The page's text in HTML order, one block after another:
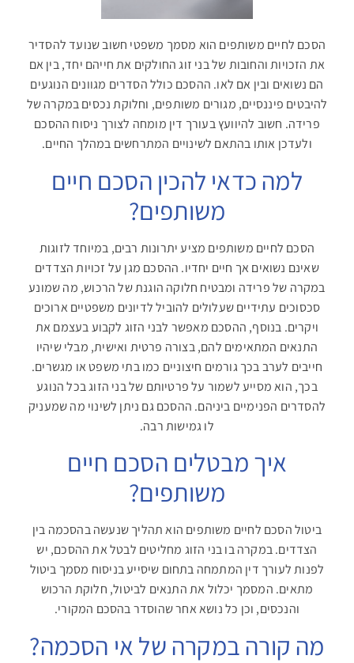
הסכם לחיים משותפים הוא מסמך משפטי חשוב שנועד להסדיר
את הזכויות והחובות של בני זוג החולקים את חייהם יחד, בין אם
הם נשואים ובין אם לאו. ההסכם כולל הסדרים מגוונים הנוגעים
להיבטים פיננסיים, מגורים משותפים, וחלוקת נכסים במקרה של
פרידה. חשוב להיוועץ בעורך דין מומחה לצורך ניסוח ההסכם
ולעדכן אותו בהתאם לשינויים המתרחשים במהלך החיים.
למה כדאי להכין הסכם חיים
משותפים?
הסכם לחיים משותפים מציע יתרונות רבים, במיוחד לזוגות
שאינם נשואים אך חיים יחדיו. ההסכם מגן על זכויות הצדדים
במקרה של פרידה ומבטיח חלוקה הוגנת של הרכוש, מה שמונע
סכסוכים עתידיים שעלולים להוביל לדיונים משפטיים ארוכים
ויקרים. בנוסף, ההסכם מאפשר לבני הזוג לקבוע בעצמם את
התנאים המתאימים להם, בצורה פרטית ואישית, מבלי שיהיו
חייבים לערב בכך גורמים חיצוניים כמו בתי משפט או מגשרים.
בכך, הוא מסייע לשמור על פרטיותם של בני הזוג בכל הנוגע
להסדרים הפנימיים ביניהם. ההסכם גם ניתן לשינוי מה שמעניק
לו גמישות רבה.
איך מבטלים הסכם חיים
משותפים?
ביטול הסכם לחיים משותפים הוא תהליך שנעשה בהסכמה בין
הצדדים. במקרה בו בני הזוג מחליטים לבטל את ההסכם, יש
לפנות לעורך דין המתמחה בתחום שיסייע בניסוח מסמך ביטול
מתאים. המסמך יכלול את התנאים לביטול, חלוקת הרכוש
והנכסים, וכן כל נושא אחר שהוסדר בהסכם המקורי.
מה קורה במקרה של אי הסכמה?